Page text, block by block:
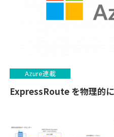
Azure連載
ExpressRoute を物理的